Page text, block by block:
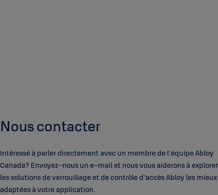
Nous contacter
Intéressé à parler directement avec un membre de l'équipe Abloy
Canada? Envoyez-nous un e-mail et nous vous aiderons à explorer
les solutions de verrouillage et de contrôle d'accès Abloy les mieux
adaptées à votre application.